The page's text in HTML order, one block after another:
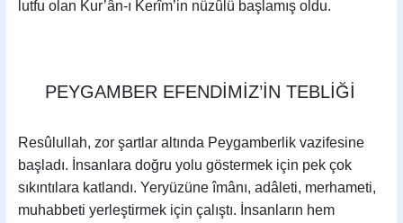
lutfu olan Kur’ân-ı Kerîm’in nüzûlü başlamış oldu.
PEYGAMBER EFENDİMİZ’İN TEBLİĞİ
Resûlullah, zor şartlar altında Peygamberlik vazifesine
başladı. İnsanlara doğru yolu göstermek için pek çok
sıkıntılara katlandı. Yeryüzüne îmânı, adâleti, merhameti,
muhabbeti yerleştirmek için çalıştı. İnsanların hem